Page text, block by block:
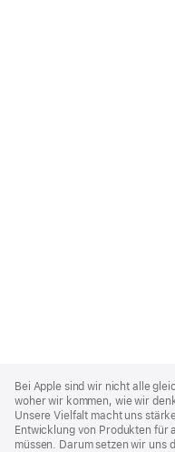
Footer
Bei Apple sind wir nicht alle
woher wir kommen, wie wir
Unsere Vielfalt macht uns
Entwicklung von Produkten für
müssen. Darum setzen wir uns